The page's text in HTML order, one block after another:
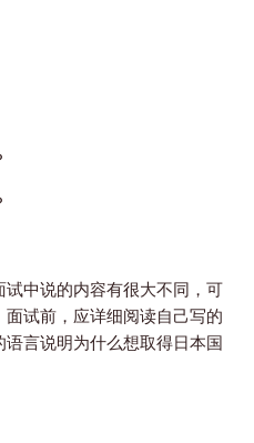
中说的内容有很大不同，可
试前，应详细阅读自己写的
言说明为什么想取得日本国